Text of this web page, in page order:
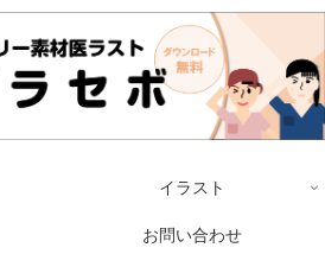
イラスト
お問い合わせ